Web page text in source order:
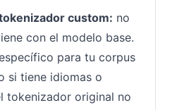
custom: no
con el modelo base.
para tu corpus
si tiene idiomas o
tokenizador original no